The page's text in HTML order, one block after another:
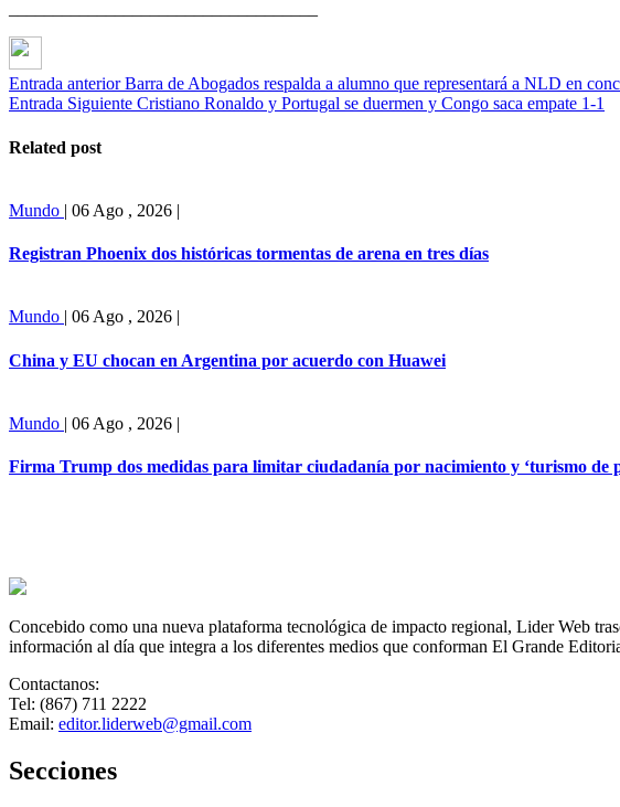
Entrada anterior Barra de Abogados respalda a alumno que representará a NLD en
Entrada Siguiente Cristiano Ronaldo y Portugal se duermen y Congo saca empate 1-1
Related post
Mundo | 06 Ago , 2026 |
Registran Phoenix dos históricas tormentas de arena en tres días
Mundo | 06 Ago , 2026 |
China y EU chocan en Argentina por acuerdo con Huawei
Mundo | 06 Ago , 2026 |
Firma Trump dos medidas para limitar ciudadanía por nacimiento y ‘turismo de
Concebido como una nueva plataforma tecnológica de impacto regional, Lider Web
información al día que integra a los diferentes medios que conforman El Grande
Contactanos:
Tel: (867) 711 2222
Email: editor.liderweb@gmail.com
Secciones